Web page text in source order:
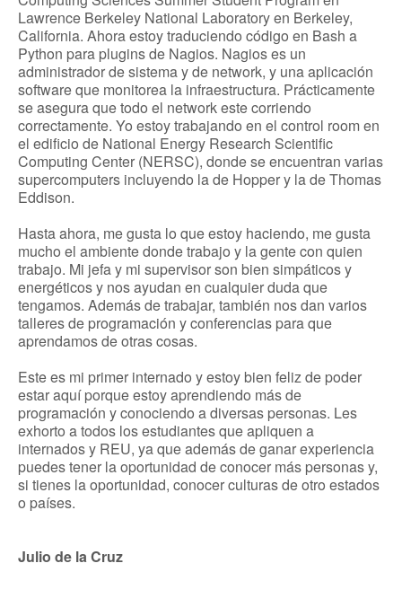
Lawrence Berkeley National Laboratory en Berkeley,
California. Ahora estoy traduciendo código en Bash a
Python para plugins de Nagios. Nagios es un
administrador de sistema y de network, y una aplicación
software que monitorea la infraestructura. Prácticamente
se asegura que todo el network este corriendo
correctamente. Yo estoy trabajando en el control room en
el edificio de National Energy Research Scientific
Computing Center (NERSC), donde se encuentran varias
supercomputers incluyendo la de Hopper y la de Thomas
Eddison.
Hasta ahora, me gusta lo que estoy haciendo, me gusta
mucho el ambiente donde trabajo y la gente con quien
trabajo. Mi jefa y mi supervisor son bien simpáticos y
energéticos y nos ayudan en cualquier duda que
tengamos. Además de trabajar, también nos dan varios
talleres de programación y conferencias para que
aprendamos de otras cosas.
Este es mi primer internado y estoy bien feliz de poder
estar aquí porque estoy aprendiendo más de
programación y conociendo a diversas personas. Les
exhorto a todos los estudiantes que apliquen a
internados y REU, ya que además de ganar experiencia
puedes tener la oportunidad de conocer más personas y,
si tienes la oportunidad, conocer culturas de otro estados
o países.
Julio de la Cruz